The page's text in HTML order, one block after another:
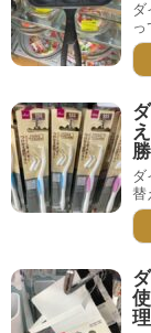
ダ
っ
ダ
替
理